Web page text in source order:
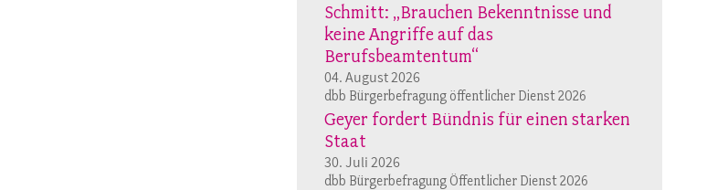
Schmitt: „Brauchen Bekenntnisse und
keine Angriffe auf das
Berufsbeamtentum“
04. August 2026
dbb Bürgerbefragung öffentlicher Dienst 2026
Geyer fordert Bündnis für einen starken
Staat
30. Juli 2026
dbb Bürgerbefragung Öffentlicher Dienst 2026